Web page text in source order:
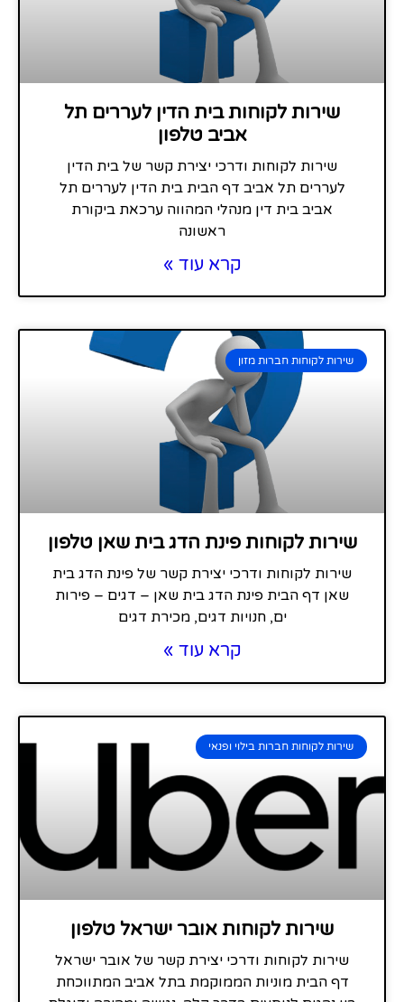
שירות לקוחות בית הדין לעררים תל
אביב טלפון
שירות לקוחות ודרכי יצירת קשר של בית הדין
לעררים תל אביב דף הבית בית הדין לעררים תל
אביב בית דין מנהלי המהווה ערכאת ביקורת
ראשונה
קרא עוד »
שירות לקוחות חברות מזון
שירות לקוחות פינת הדג בית שאן טלפון
שירות לקוחות ודרכי יצירת קשר של פינת הדג בית
שאן דף הבית פינת הדג בית שאן – דגים – פירות
ים, חנויות דגים, מכירת דגים
קרא עוד »
שירות לקוחות חברות בילוי ופנאי
שירות לקוחות אובר ישראל טלפון
שירות לקוחות ודרכי יצירת קשר של אובר ישראל
דף הבית מוניות הממוקמת בתל אביב המתווכחת